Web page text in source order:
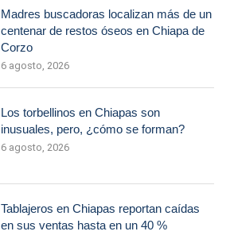
Madres buscadoras localizan más de un
centenar de restos óseos en Chiapa de
Corzo
6 agosto, 2026
Los torbellinos en Chiapas son
inusuales, pero, ¿cómo se forman?
6 agosto, 2026
Tablajeros en Chiapas reportan caídas
en sus ventas hasta en un 40 %